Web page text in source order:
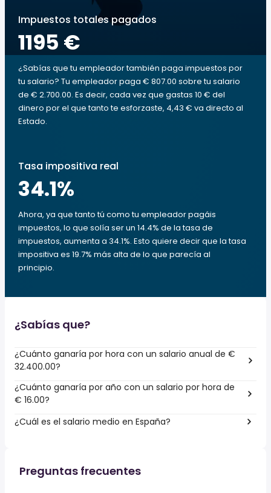
Impuestos totales pagados
1195 €
¿Sabías que tu empleador también paga impuestos por
tu salario? Tu empleador paga € 807.00 sobre tu salario
de € 2.700.00. Es decir, cada vez que gastas 10 € del
dinero por el que tanto te esforzaste, 4,43 € va directo al
Estado.
Tasa impositiva real
34.1%
Ahora, ya que tanto tú como tu empleador pagáis
impuestos, lo que solía ser un 14.4% de la tasa de
impuestos, aumenta a 34.1%. Esto quiere decir que la tasa
impositiva es 19.7% más alta de lo que parecía al
principio.
¿Sabías que?
¿Cuánto ganaría por hora con un salario anual de €
32.400.00?
¿Cuánto ganaría por año con un salario por hora de
€ 16.00?
¿Cuál es el salario medio en España?
Preguntas frecuentes